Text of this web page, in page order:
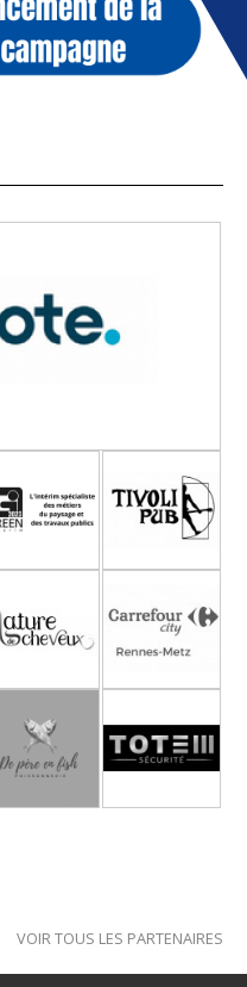
VOIR TOUS LES PARTENAIRES